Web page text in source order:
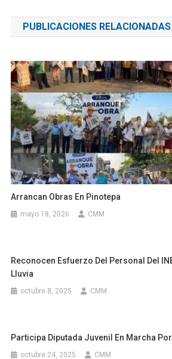
de
entradas
PUBLICACIONES RELACIONADAS
Arrancan Obras En Pinotepa
mayo 18, 2026 CMM
Reconocen Esfuerzo Del Personal Del
Lluvia
octubre 8, 2025 CMM
Participa Diputada Juvenil En Marcha
octubre 24, 2025 CMM